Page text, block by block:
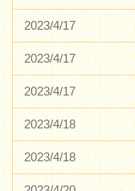
2023/4/17
2023/4/17
2023/4/17
2023/4/18
2023/4/18